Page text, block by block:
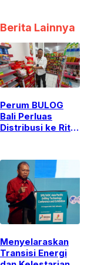
Berita Lainnya
Perum BULOG
Bali Perluas
Distribusi ke Ritel
Pasokan dan
Harga Beras
Menyelaraskan
Transisi Energi